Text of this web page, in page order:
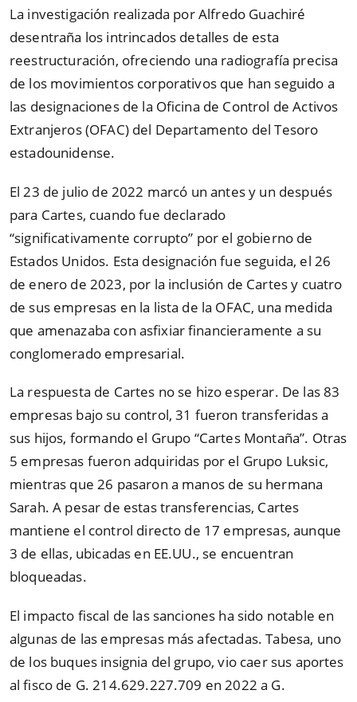
La investigación realizada por Alfredo Guachiré
desentraña los intrincados detalles de esta
reestructuración, ofreciendo una radiografía precisa
de los movimientos corporativos que han seguido a
las designaciones de la Oficina de Control de Activos
Extranjeros (OFAC) del Departamento del Tesoro
estadounidense.
El 23 de julio de 2022 marcó un antes y un después
para Cartes, cuando fue declarado
“significativamente corrupto” por el gobierno de
Estados Unidos. Esta designación fue seguida, el 26
de enero de 2023, por la inclusión de Cartes y cuatro
de sus empresas en la lista de la OFAC, una medida
que amenazaba con asfixiar financieramente a su
conglomerado empresarial.
La respuesta de Cartes no se hizo esperar. De las 83
empresas bajo su control, 31 fueron transferidas a
sus hijos, formando el Grupo “Cartes Montaña”. Otras
5 empresas fueron adquiridas por el Grupo Luksic,
mientras que 26 pasaron a manos de su hermana
Sarah. A pesar de estas transferencias, Cartes
mantiene el control directo de 17 empresas, aunque
3 de ellas, ubicadas en EE.UU., se encuentran
bloqueadas.
El impacto fiscal de las sanciones ha sido notable en
algunas de las empresas más afectadas. Tabesa, uno
de los buques insignia del grupo, vio caer sus aportes
al fisco de G. 214.629.227.709 en 2022 a G.